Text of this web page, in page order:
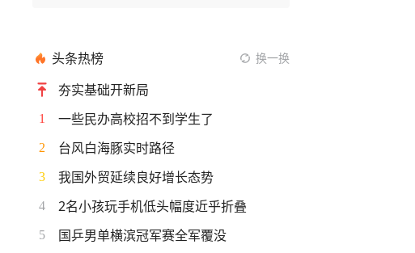
头条热榜 换一换
夯实基础开新局
1 一些民办高校招不到学生了
2 台风白海豚实时路径
3 我国外贸延续良好增长态势
4 2名小孩玩手机低头幅度近乎折叠
5 国乒男单横滨冠军赛全军覆没